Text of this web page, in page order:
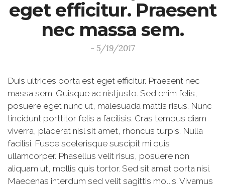
eget efficitur. Praesent
nec massa sem.
- 5/19/2017
Duis ultrices porta est eget efficitur. Praesent nec
massa sem. Quisque ac nisl justo. Sed enim felis,
posuere eget nunc ut, malesuada mattis risus. Nunc
tincidunt porttitor felis a facilisis. Cras tempus diam
viverra, placerat nisl sit amet, rhoncus turpis. Nulla
facilisi. Fusce scelerisque suscipit mi quis
ullamcorper. Phasellus velit risus, posuere non
aliquam ut, mollis quis tortor. Sed sit amet porta nisi.
Maecenas interdum sed velit sagittis mollis. Vivamus